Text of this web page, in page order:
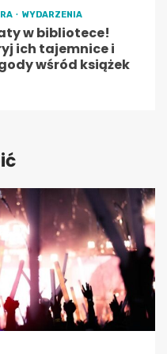
WYDARZENIA
w bibliotece!
ich tajemnice i
wśród książek